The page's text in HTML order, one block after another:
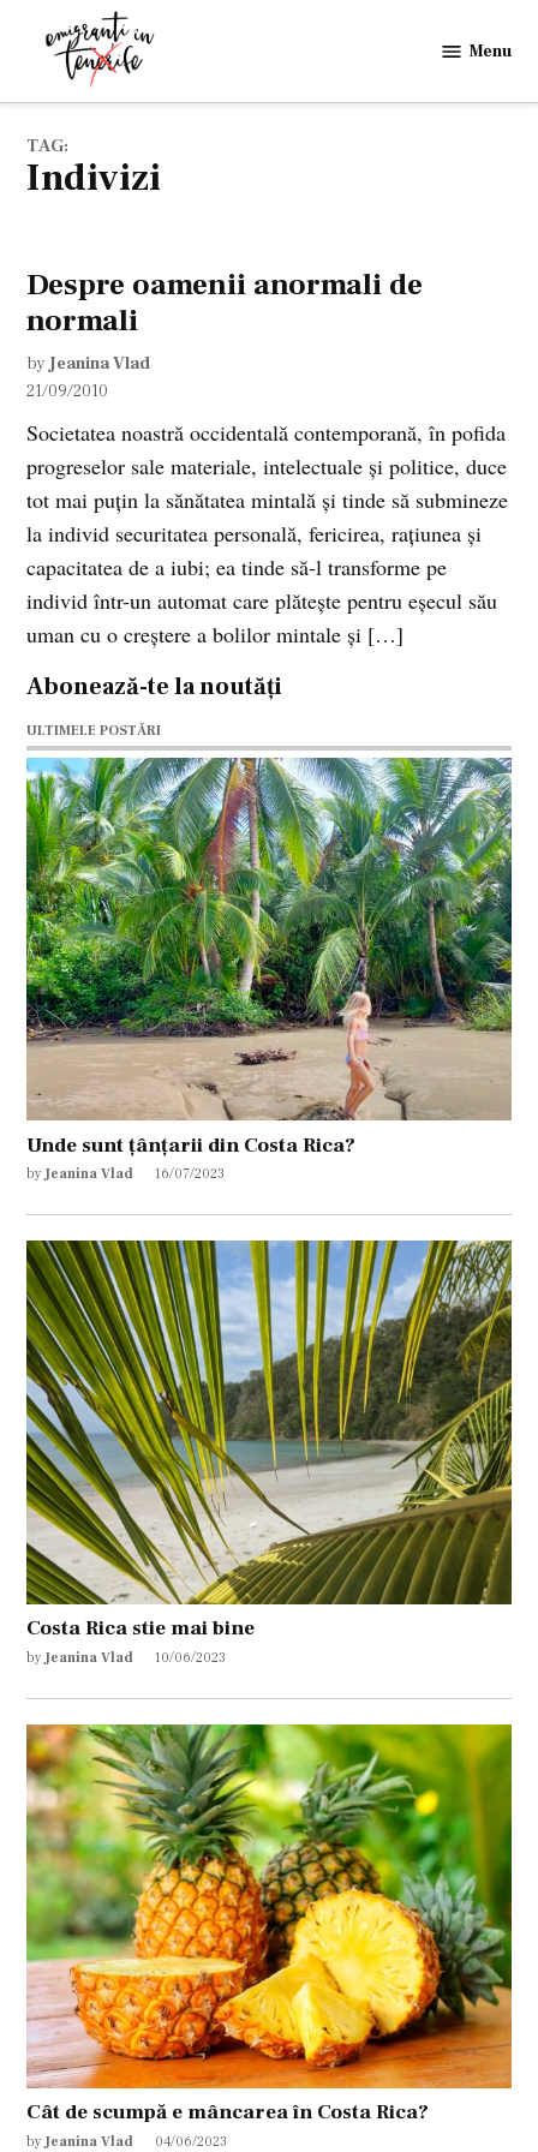
in
Menu
TAG:
indivizi
Despre oamenii anormali de
normali
by Jeanina Vlad
21/09/2010
Societatea noastră occidentală contemporană, în pofida
progreselor sale materiale, intelectuale şi politice, duce
tot mai puţin la sănătatea mintală şi tinde să submineze
la individ securitatea personală, fericirea, raţiunea şi
capacitatea de a iubi; ea tinde să-l transforme pe
individ într-un automat care plăteşte pentru eşecul său
uman cu o creştere a bolilor mintale şi […]
Abonează-te la noutăți
ULTIMELE POSTĂRI
Unde sunt țânțarii din Costa Rica?
by Jeanina Vlad 16/07/2023
Costa Rica stie mai bine
by Jeanina Vlad 10/06/2023
Cât de scumpă e mâncarea în Costa Rica?
by Jeanina Vlad 04/06/2023